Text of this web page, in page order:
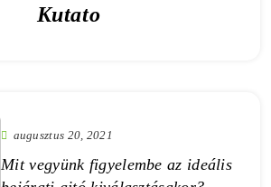
Kutato
augusztus 20, 2021
Mit vegyünk figyelembe az ideális